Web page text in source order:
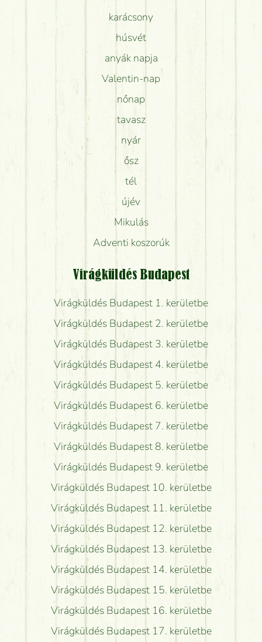
karácsony
húsvét
anyák napja
Valentin-nap
nőnap
tavasz
nyár
ősz
tél
újév
Mikulás
Adventi koszorúk
Virágküldés Budapest
Virágküldés Budapest 1. kerületbe
Virágküldés Budapest 2. kerületbe
Virágküldés Budapest 3. kerületbe
Virágküldés Budapest 4. kerületbe
Virágküldés Budapest 5. kerületbe
Virágküldés Budapest 6. kerületbe
Virágküldés Budapest 7. kerületbe
Virágküldés Budapest 8. kerületbe
Virágküldés Budapest 9. kerületbe
Virágküldés Budapest 10. kerületbe
Virágküldés Budapest 11. kerületbe
Virágküldés Budapest 12. kerületbe
Virágküldés Budapest 13. kerületbe
Virágküldés Budapest 14. kerületbe
Virágküldés Budapest 15. kerületbe
Virágküldés Budapest 16. kerületbe
Virágküldés Budapest 17. kerületbe